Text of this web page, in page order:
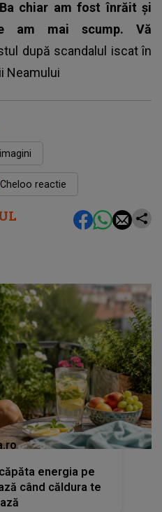
chiar am fost înrăit și
am mai scump. Vă
după scandalul iscat în
Neamului
Cheloo reactie
energia pe
când căldura te